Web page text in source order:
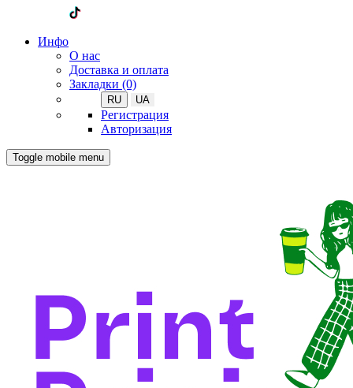
Инфо
О нас
Доставка и оплата
Закладки (0)
RU UA
Регистрация
Авторизация
Toggle mobile menu